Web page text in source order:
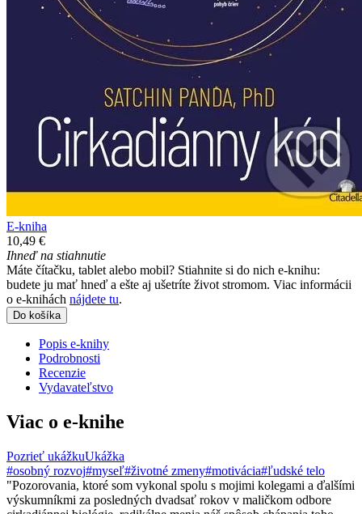
E-kniha
10,49 €
Ihneď na stiahnutie
Máte čítačku, tablet alebo mobil? Stiahnite si do nich e-knihu:
budete ju mať hneď a ešte aj ušetríte život stromom. Viac informácii
o e-knihách nájdete tu.
Do košíka
Popis e-knihy
Podrobnosti
Recenzie
Vydavateľstvo
Viac o e-knihe
Pozrieť ukážkuUkážka
#osobný rozvoj#myseľ#životné zmeny#motivácia#ľudské telo
"Pozorovania, ktoré som vykonal spolu s mojimi kolegami a ďalšími
výskumníkmi za posledných dvadsať rokov v maličkom odbore